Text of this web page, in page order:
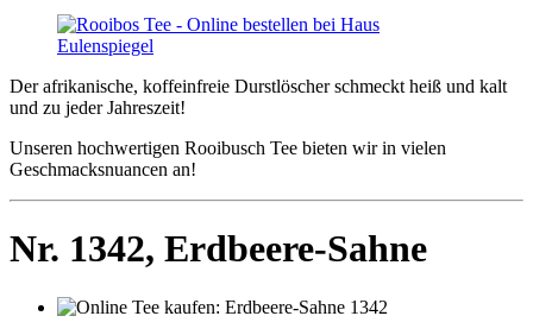
Der afrikanische, koffeinfreie Durstlöscher schmeckt heiß und kalt
und zu jeder Jahreszeit!
Unseren hochwertigen Rooibusch Tee bieten wir in vielen
Geschmacksnuancen an!
Nr. 1342, Erdbeere-Sahne